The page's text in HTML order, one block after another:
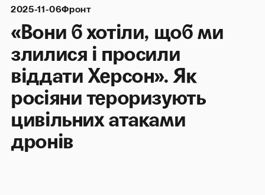
2025-11-06Фронт
«Вони б хотіли, щоб ми
злилися і просили
віддати Херсон». Як
росіяни тероризують
цивільних атаками
дронів